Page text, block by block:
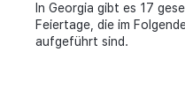
In Georgia gibt es 17
Feiertage, die im
aufgeführt sind.